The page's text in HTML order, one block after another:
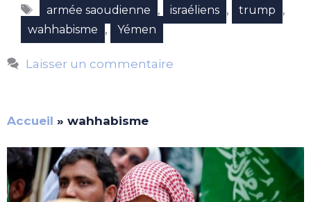
Étiquettes
armée saoudienne , israéliens , trump ,
wahhabisme , Yémen
Laisser un commentaire
Accueil » wahhabisme